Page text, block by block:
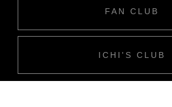
FAN CLUB
ICHI'S CLUB